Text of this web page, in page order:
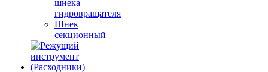
шнека
гидровращателя
Шнек
секционный